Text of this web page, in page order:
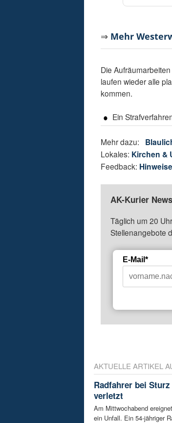
⇒ Mehr
Die
laufen wieder alle
kommen.
Ein
Mehr dazu:
Lokales: Kirchen &
Feedback:
AK-Kurier
Täglich um 20
Stellenangebote
E-Mail*
AKTUELLE ARTIKEL
Radfahrer bei
verletzt
Am Mittwochabend
ein Unfall. Ein 54-jähriger